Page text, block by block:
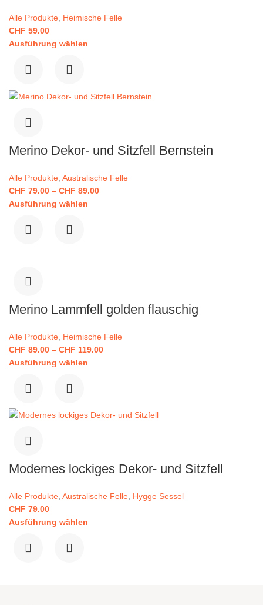
Alle Produkte, Heimische Felle
CHF 59.00
Ausführung wählen
Merino Dekor- und Sitzfell Bernstein
Alle Produkte Australische Felle
CHF 79.00 – CHF 89.00
Ausführung wählen
Merino Lammfell golden flauschig
Alle Produkte Heimische Felle
CHF 89.00 – CHF 119.00
Ausführung wählen
Modernes lockiges Dekor- und Sitzfell
Alle Produkte Australische Felle Hygge Sessel
CHF 79.00
Ausführung wählen